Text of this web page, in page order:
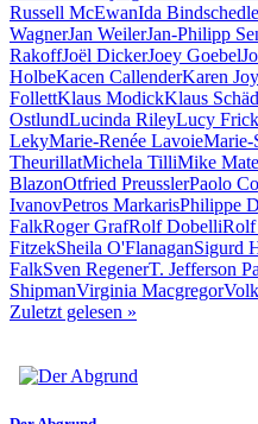
Russell McEwanIda
WagnerJan WeilerJan-Philipp
RakoffJoël DickerJoey Goebel
HolbeKacen CallenderKaren
FollettKlaus ModickKlaus
OstlundLucinda RileyLucy
LekyMarie-Renée LavoieMarie-
TheurillatMichela TilliMike
BlazonOtfried PreusslerPaolo
IvanovPetros MarkarisPhilippe
FalkRoger GrafRolf DobelliRolf
FitzekSheila O'FlanaganSigurd
FalkSven RegenerT. Jefferson
ShipmanVirginia Macgregor
Zuletzt gelesen »